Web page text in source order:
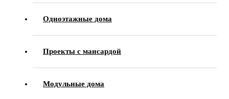
Одноэтажные дома
Проекты с мансардой
Модульные дома